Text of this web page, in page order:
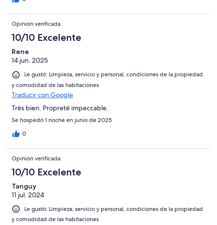
Opinión verificada
10/10 Excelente
Rene
14 jun. 2025
Le gustó: Limpieza, servicio y personal, condiciones de la propiedad
y comodidad de las habitaciones
Traducir con Google
Très bien. Propreté impeccable.
Se hospedó 1 noche en junio de 2025
0
Opinión verificada
10/10 Excelente
Tanguy
11 jul. 2024
Le gustó: Limpieza, servicio y personal, condiciones de la propiedad
y comodidad de las habitaciones